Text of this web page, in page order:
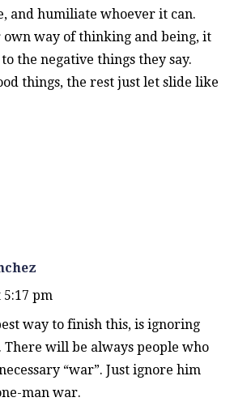
and humiliate whoever it can.
own way of thinking and being, it
the negative things they say.
things, the rest just let slide like
5:17 pm
way to finish this, is ignoring
There will be always people who
“war”. Just ignore him
man war.